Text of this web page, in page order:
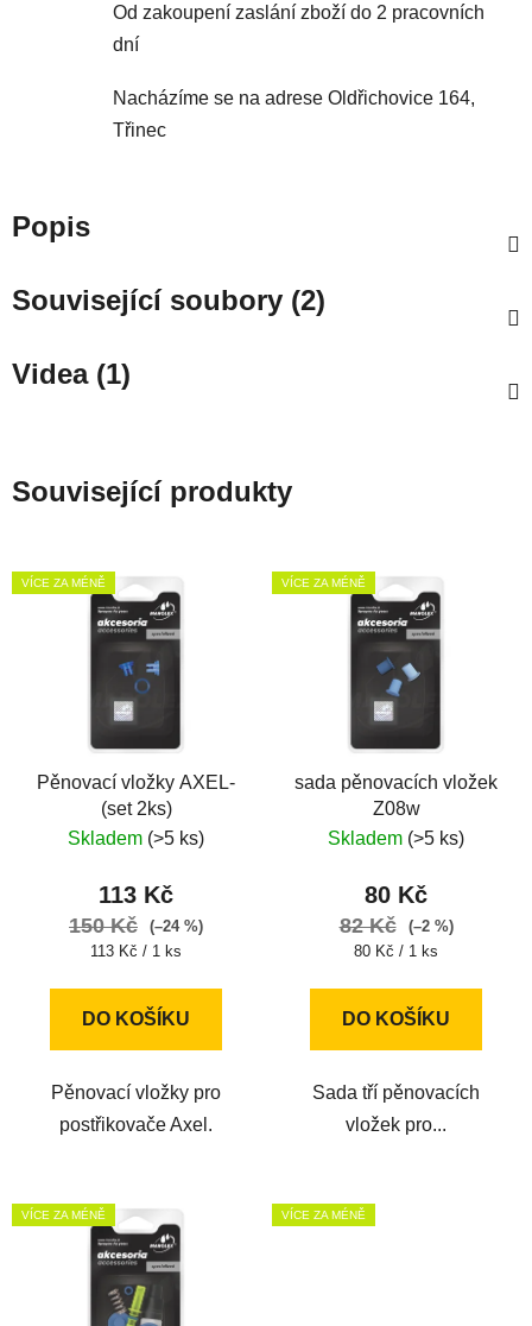
Od zakoupení zaslání zboží do 2 pracovních
dní
Nacházíme se na adrese Oldřichovice 164,
Třinec
Popis
Související soubory (2)
Videa (1)
Související produkty
VÍCE ZA MÉNĚ
Pěnovací vložky AXEL-
(set 2ks)
Skladem (>5 ks)
113 Kč
150 Kč
(–24 %)
Měrná
113 Kč / 1 ks
DO KOŠÍKU
Pěnovací vložky pro
postřikovače Axel.
VÍCE ZA MÉNĚ
sada pěnovacích vložek
Z08w
Skladem (>5 ks)
80 Kč
82 Kč
(–2 %)
Měrná
80 Kč / 1 ks
DO KOŠÍKU
Sada tří pěnovacích
vložek pro...
VÍCE ZA MÉNĚ VÍCE ZA MÉNĚ